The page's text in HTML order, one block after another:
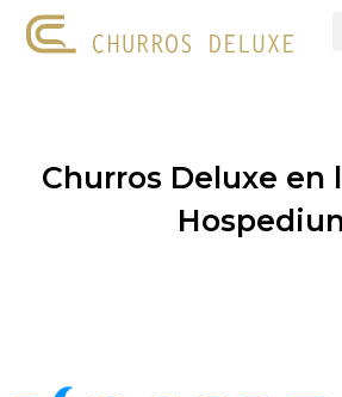
Churros Deluxe en